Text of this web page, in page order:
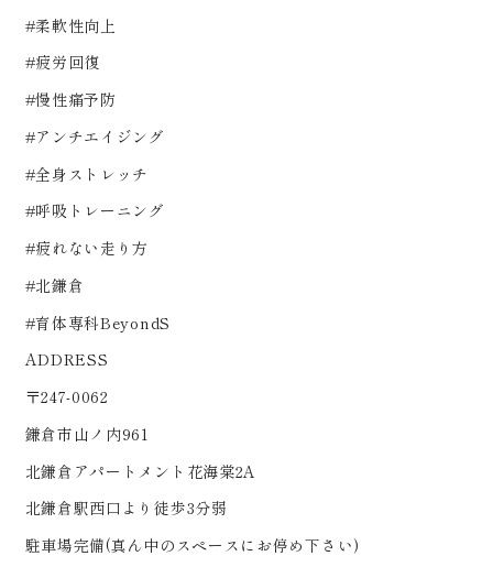
#柔軟性向上
#疲労回復
#慢性痛予防
#アンチエイジング
#全身ストレッチ
#呼吸トレーニング
#疲れない走り方
#北鎌倉
#育体専科BeyondS
ADDRESS
〒247-0062
鎌倉市山ノ内961
北鎌倉アパートメント花海棠2A
北鎌倉駅西口より徒歩3分弱
駐車場完備(真ん中のスペースにお停め下さい)